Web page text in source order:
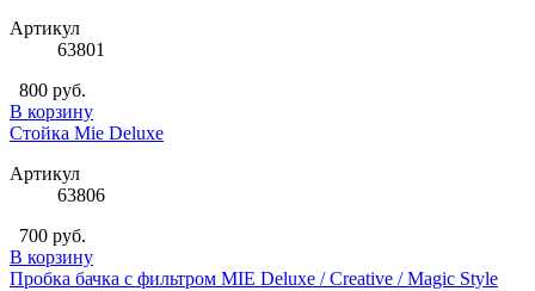
Артикул
63801
800 руб.
В корзину
Стойка Mie Deluxe
Артикул
63806
700 руб.
В корзину
Пробка бачка с фильтром MIE Deluxe / Creative / Magic Style